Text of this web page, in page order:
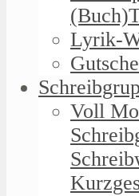
Lyrik-
Voll